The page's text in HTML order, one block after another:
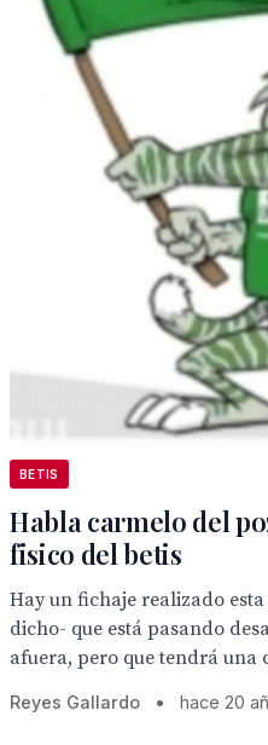
BETIS
Habla carmelo del
fisico del betis
Hay un fichaje realizado
dicho- que está pasando
afuera, pero que tendrá una
Reyes Gallardo • hace 20